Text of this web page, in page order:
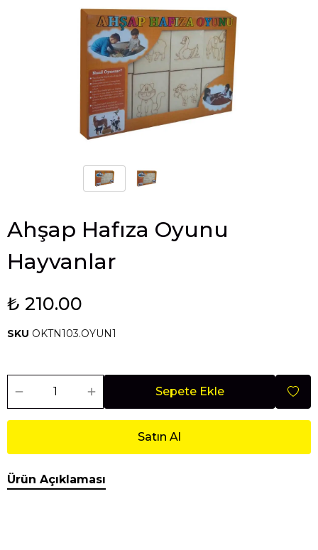
Ahşap Hafıza Oyunu
Hayvanlar
₺ 210.00
SKU OKTN103.OYUN1
Sepete Ekle
Satın Al
Ürün Açıklaması